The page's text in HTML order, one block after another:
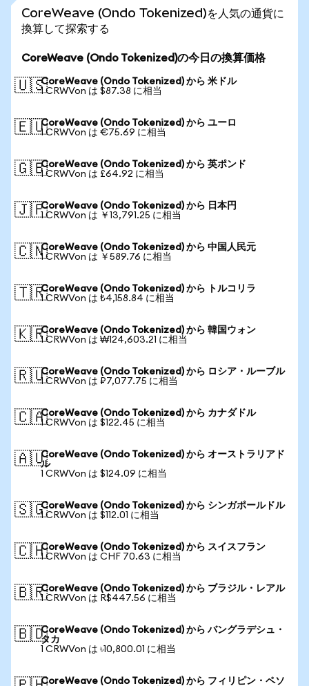
CoreWeave (Ondo Tokenized)を人気の通貨に
換算して探索する
CoreWeave (Ondo Tokenized)の今日の換算価格
🇺🇸CoreWeave (Ondo Tokenized) から 米ドル
1 CRWVon は $87.38 に相当
🇪🇺CoreWeave (Ondo Tokenized) から ユーロ
1 CRWVon は €75.69 に相当
🇬🇧CoreWeave (Ondo Tokenized) から 英ポンド
1 CRWVon は £64.92 に相当
🇯🇵CoreWeave (Ondo Tokenized) から 日本円
1 CRWVon は ￥13,791.25 に相当
🇨🇳CoreWeave (Ondo Tokenized) から 中国人民元
1 CRWVon は ￥589.76 に相当
🇹🇷CoreWeave (Ondo Tokenized) から トルコリラ
1 CRWVon は ₺4,158.84 に相当
🇰🇷CoreWeave (Ondo Tokenized) から 韓国ウォン
1 CRWVon は ₩124,603.21 に相当
🇷🇺CoreWeave (Ondo Tokenized) から ロシア・ルーブル
1 CRWVon は ₽7,077.75 に相当
🇨🇦CoreWeave (Ondo Tokenized) から カナダドル
1 CRWVon は $122.45 に相当
🇦🇺CoreWeave (Ondo Tokenized) から オーストラリアド
ル
1 CRWVon は $124.09 に相当
🇸🇬CoreWeave (Ondo Tokenized) から シンガポールドル
1 CRWVon は $112.01 に相当
🇨🇭CoreWeave (Ondo Tokenized) から スイスフラン
1 CRWVon は CHF 70.63 に相当
🇧🇷CoreWeave (Ondo Tokenized) から ブラジル・レアル
1 CRWVon は R$447.56 に相当
🇧🇩CoreWeave (Ondo Tokenized) から バングラデシュ・
タカ
1 CRWVon は ৳10,800.01 に相当
CoreWeave (Ondo Tokenized) から フィリピン・ペソ